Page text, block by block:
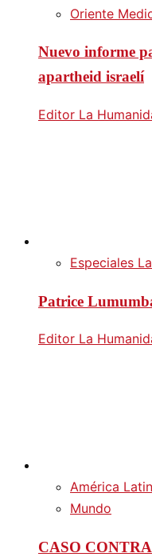
Oriente
Nuevo informe
apartheid israelí
Editor La
Especiales
Patrice
Editor La
América
Mundo
CASO